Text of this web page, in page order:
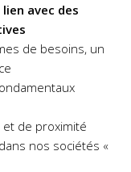
avec des
de besoins, un
de proximité
nos sociétés «